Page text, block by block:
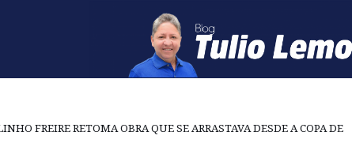
FREIRE RETOMA OBRA QUE SE ARRASTAVA DESDE A COPA DE